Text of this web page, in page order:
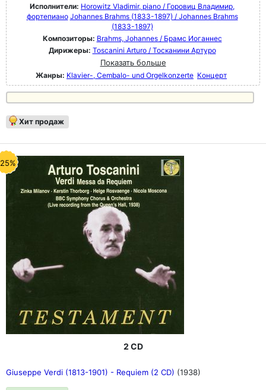
Исполнители: Horowitz Vladimir, piano / Горовиц Владимир,
фортепиано Johannes Brahms (1833-1897) / Johannes Brahms
(1833-1897)
Композиторы: Brahms, Johannes / Брамс Иоганнес
Дирижеры: Toscanini Arturo / Тосканини Артуро
Показать больше
Жанры: Klavier-, Cembalo- und Orgelkonzerte Концерт
Хит продаж
2 CD
Giuseppe Verdi (1813-1901) - Requiem (2 CD) (1938)